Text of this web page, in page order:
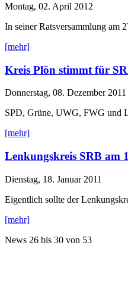
Montag, 02. April 2012
In seiner Ratsversammlung am
[mehr]
Kreis Plön stimmt für
Donnerstag, 08. Dezember 2011
SPD, Grüne, UWG, FWG und
[mehr]
Lenkungskreis SRB am
Dienstag, 18. Januar 2011
Eigentlich sollte der
[mehr]
News 26 bis 30 von 53